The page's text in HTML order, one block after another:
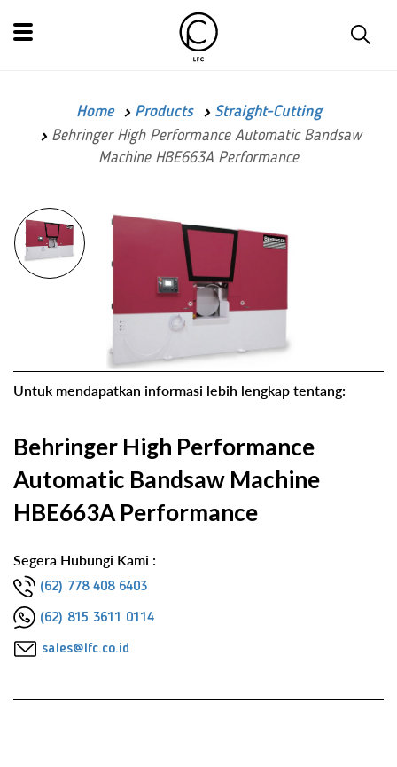
Home Products
Straight-Cutting
Behringer High Performance Automatic Bandsaw
Machine HBE663A Performance
Untuk mendapatkan informasi lebih lengkap tentang:
Behringer High Performance
Automatic Bandsaw Machine
HBE663A Performance
Segera Hubungi Kami :
(62) 778 408 6403
(62) 815 3611 0114
sales@lfc.co.id